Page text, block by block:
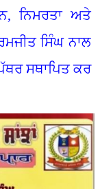
ਨਿਮਰਤਾ ਅਤੇ
ਸਿੰਘ ਨਾਲ
ਸਥਾਪਿਤ ਕਰ